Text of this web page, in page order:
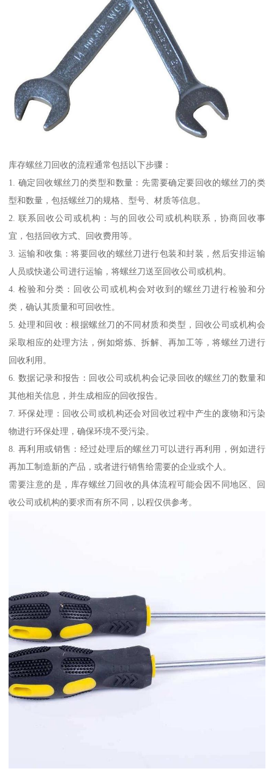
库存螺丝刀回收的流程通常包括以下步骤：
1. 确定回收螺丝刀的类型和数量：先需要确定要回收的螺丝刀的类
型和数量，包括螺丝刀的规格、型号、材质等信息。
2. 联系回收公司或机构：与的回收公司或机构联系，协商回收事
宜，包括回收方式、回收费用等。
3. 运输和收集：将要回收的螺丝刀进行包装和封装，然后安排运输
人员或快递公司进行运输，将螺丝刀送至回收公司或机构。
4. 检验和分类：回收公司或机构会对收到的螺丝刀进行检验和分
类，确认其质量和可回收性。
5. 处理和回收：根据螺丝刀的不同材质和类型，回收公司或机构会
采取相应的处理方法，例如熔炼、拆解、再加工等，将螺丝刀进行
回收利用。
6. 数据记录和报告：回收公司或机构会记录回收的螺丝刀的数量和
其他相关信息，并生成相应的回收报告。
7. 环保处理：回收公司或机构还会对回收过程中产生的废物和污染
物进行环保处理，确保环境不受污染。
8. 再利用或销售：经过处理后的螺丝刀可以进行再利用，例如进行
再加工制造新的产品，或者进行销售给需要的企业或个人。
需要注意的是，库存螺丝刀回收的具体流程可能会因不同地区、回
收公司或机构的要求而有所不同，以程仅供参考。